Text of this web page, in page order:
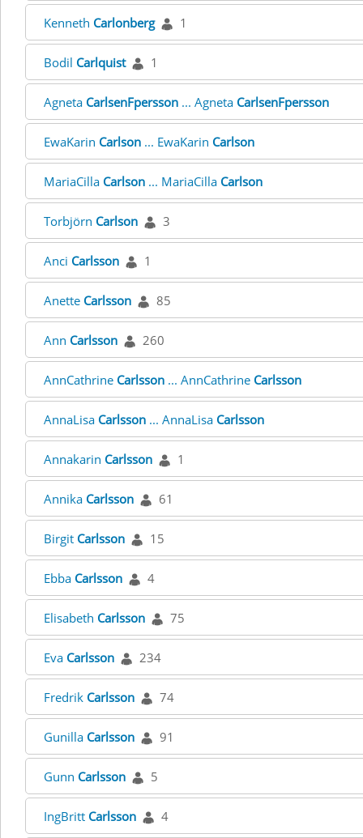
Kenneth Carlonberg 1
Bodil Carlquist 1
Agneta CarlsenFpersson ... Agneta CarlsenFpersson
EwaKarin Carlson ... EwaKarin Carlson
MariaCilla Carlson ... MariaCilla Carlson
Torbjörn Carlson 3
Anci Carlsson 1
Anette Carlsson 85
Ann Carlsson 260
AnnCathrine Carlsson ... AnnCathrine Carlsson
AnnaLisa Carlsson ... AnnaLisa Carlsson
Annakarin Carlsson 1
Annika Carlsson 61
Birgit Carlsson 15
Ebba Carlsson 4
Elisabeth Carlsson 75
Eva Carlsson 234
Fredrik Carlsson 74
Gunilla Carlsson 91
Gunn Carlsson 5
IngBritt Carlsson 4